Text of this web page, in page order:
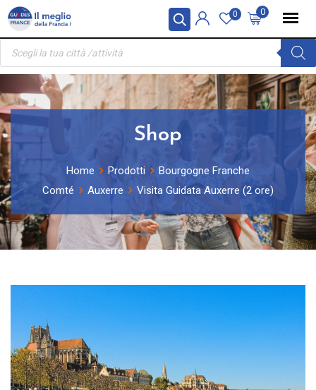
Pannello di gestione dei cookies
Skip
content
0
0
Ricerca
prodotti
Shop
Home Prodotti
Bourgogne Franche
Comté
Auxerre Visita Guidata Auxerre (2 ore)